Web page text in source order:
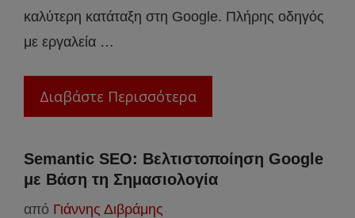
καλύτερη κατάταξη στη Google. Πλήρης οδηγός
με εργαλεία …
Διαβάστε Περισσότερα
Semantic SEO: Βελτιστοποίηση Google
με Βάση τη Σημασιολογία
από Γιάννης Διβράμης